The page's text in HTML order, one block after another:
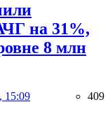
на 31%,
8 млн
15:09 409